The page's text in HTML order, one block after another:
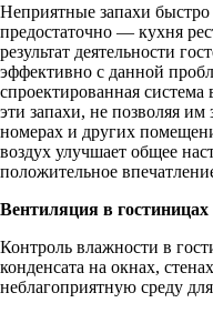
Неприятные запахи
предостаточно — кухня
результат деятельности
эффективно с данной
спроектированная система
эти запахи, не позволяя
номерах и других
воздух улучшает общее
положительное
Вентиляция в гостиницах
Контроль влажности в
конденсата на окнах,
неблагоприятную среду